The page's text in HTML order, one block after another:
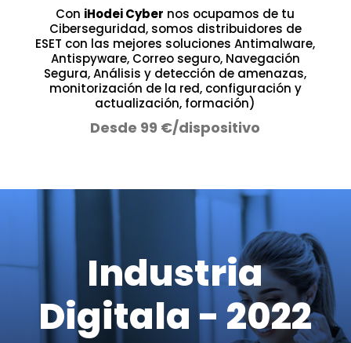
Con iHodei Cyber nos ocupamos de tu
Ciberseguridad, somos distribuidores de
ESET con las mejores soluciones Antimalware,
Antispyware, Correo seguro, Navegación
Segura, Análisis y detección de amenazas,
monitorización de la red, configuración y
actualización, formación)
Desde 99 €/dispositivo
Industria
Digitala - 2022